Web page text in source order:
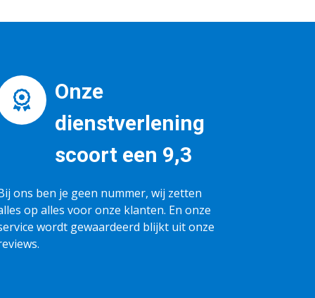
Onze
dienstverlening
scoort een 9,3
ons ben je geen nummer, wij zetten
op alles voor onze klanten. En onze
wordt gewaardeerd blijkt uit onze